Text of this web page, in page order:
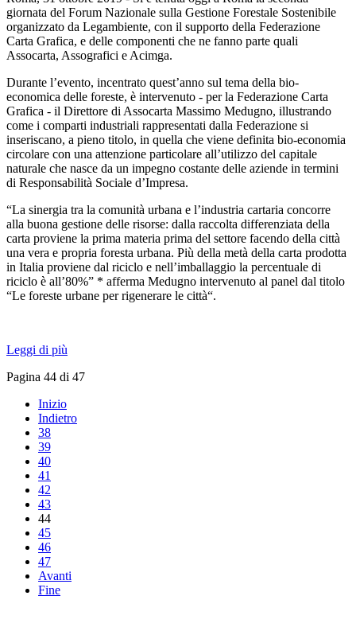
giornata del Forum Nazionale sulla Gestione Forestale Sostenibile
organizzato da Legambiente, con il supporto della Federazione
Carta Grafica, e delle componenti che ne fanno parte quali
Assocarta, Assografici e Acimga.
Durante l’evento, incentrato quest’anno sul tema della bio-
economica delle foreste, è intervenuto - per la Federazione Carta
Grafica - il Direttore di Assocarta Massimo Medugno, illustrando
come i comparti industriali rappresentati dalla Federazione si
inseriscano, a pieno titolo, in quella che viene definita bio-economia
circolare con una attenzione particolare all’utilizzo del capitale
naturale che nasce da un impegno costante delle aziende in termini
di Responsabilità Sociale d’Impresa.
“La sinergia tra la comunità urbana e l’industria cartaria concorre
alla buona gestione delle risorse: dalla raccolta differenziata della
carta proviene la prima materia prima del settore facendo della città
una vera e propria foresta urbana. Più della metà della carta prodotta
in Italia proviene dal riciclo e nell’imballaggio la percentuale di
riciclo è all’80%” * afferma Medugno intervenuto al panel dal titolo
“Le foreste urbane per rigenerare le città“.
Leggi di più
Pagina 44 di 47
Inizio
Indietro
38
39
40
41
42
43
44
45
46
47
Avanti
Fine